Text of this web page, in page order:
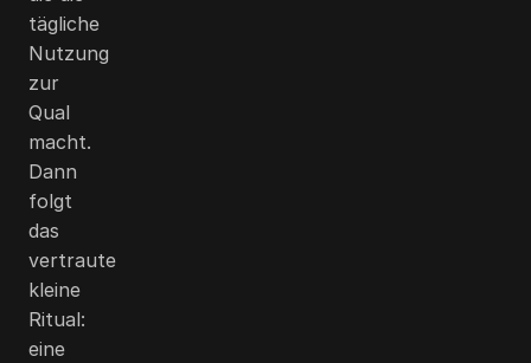
tägliche
Nutzung
zur
Qual
macht.
Dann
folgt
das
vertraute
kleine
Ritual:
eine